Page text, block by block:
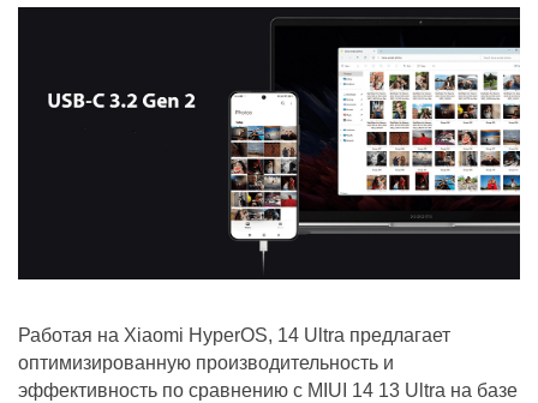
Работая на Xiaomi HyperOS, 14 Ultra предлагает
оптимизированную производительность и
эффективность по сравнению с MIUI 14 13 Ultra на базе